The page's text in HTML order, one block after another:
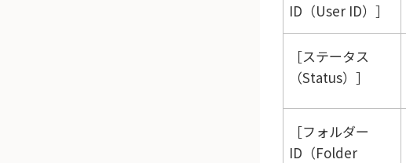
ID（User ID）
ステータス
（Status）
フォルダー
ID（Folder